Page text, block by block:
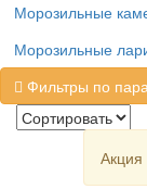
Морозильные
Морозильные
Фильтры по
Акция